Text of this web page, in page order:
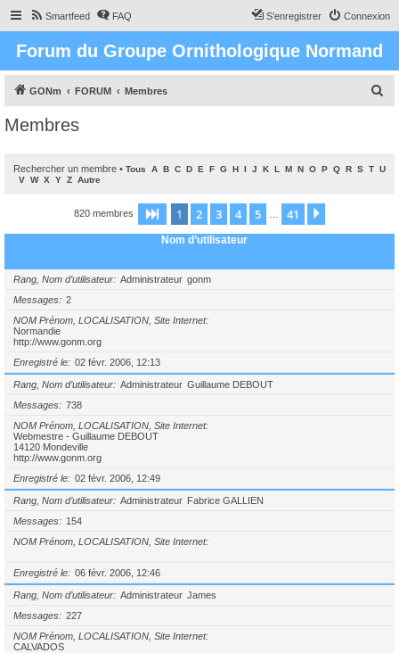
Smartfeed FAQ Connexion
S’enregistrer
Forum du Groupe Ornithologique Normand
GONm FORUM Membres
Membres
Rechercher un membre • Tous A B C D E F G H I J K L M N O P Q R S T U
V W X Y Z Autre
820 membres Page 1sur41
1 2 3 4 5 41
Nom d’utilisateur
Rang, Nom d’utilisateur Administrateur gonm
Messages
2
NOM Prénom, LOCALISATION, Site Internet
Normandie
http://www.gonm.org
Enregistré le
02 févr. 2006, 12:13
Rang, Nom d’utilisateur Administrateur Guillaume DEBOUT
Messages
738
NOM Prénom, LOCALISATION, Site Internet
Webmestre - Guillaume DEBOUT
14120 Mondeville
http://www.gonm.org
Enregistré le
02 févr. 2006, 12:49
Rang, Nom d’utilisateur Administrateur Fabrice GALLIEN
Messages
154
NOM Prénom, LOCALISATION, Site Internet
Enregistré le 06 févr. 2006, 12:46
Rang, Nom d’utilisateur Administrateur James
Messages
227
NOM Prénom, LOCALISATION, Site Internet
CALVADOS